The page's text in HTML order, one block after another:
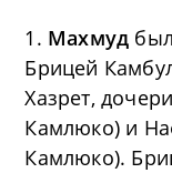
1. Махмуд
Брицей
Хазрет,
Камлюко) и
Камлюко).